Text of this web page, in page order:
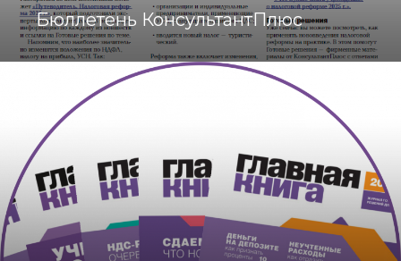
Бюллетень КонсультантПлюс